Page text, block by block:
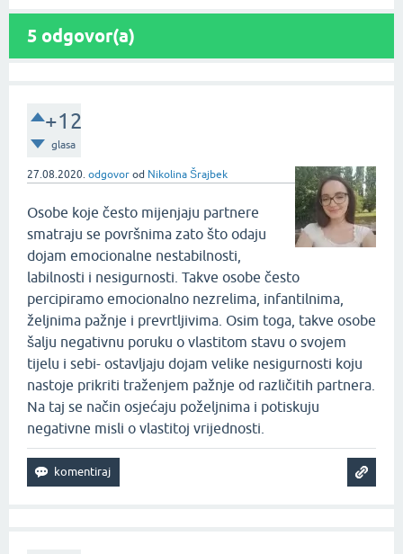
5 odgovor(a)
+12
glasa
27.08.2020. odgovor od Nikolina Šrajbek
Osobe koje često mijenjaju partnere
smatraju se površnima zato što odaju
dojam emocionalne nestabilnosti,
labilnosti i nesigurnosti. Takve osobe često
percipiramo emocionalno nezrelima, infantilnima,
željnima pažnje i prevrtljivima. Osim toga, takve osobe
šalju negativnu poruku o vlastitom stavu o svojem
tijelu i sebi- ostavljaju dojam velike nesigurnosti koju
nastoje prikriti traženjem pažnje od različitih partnera.
Na taj se način osjećaju poželjnima i potiskuju
negativne misli o vlastitoj vrijednosti.